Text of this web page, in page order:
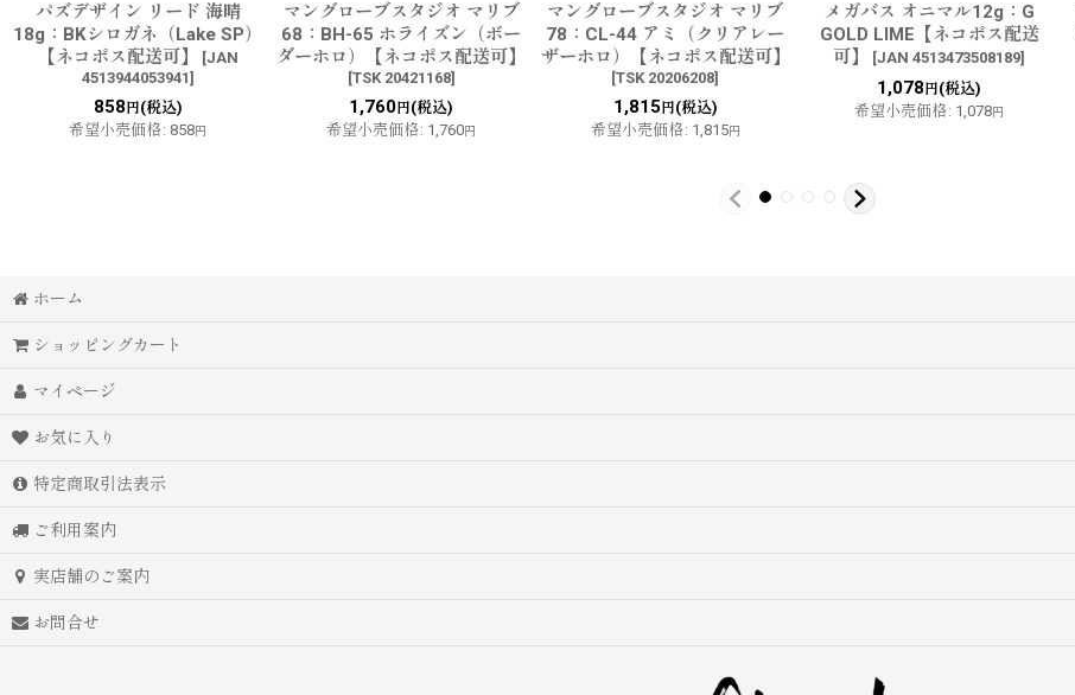
パズデザイン リード 海晴
18g：BKシロガネ（Lake SP）
【ネコポス配送可】
[JAN
4513944053941]
858 円(税込)
希望小売価格: 858円
マングローブスタジオ マリブ
68：BH-65 ホライズン（ボー
ダーホロ）【ネコポス配送可】
[TSK 20421168]
1,760 円(税込)
希望小売価格: 1,760円
マングローブスタジオ マリブ
78：CL-44 アミ（クリアレー
ザーホロ）【ネコポス配送可】
[TSK 20206208]
1,815 円(税込)
希望小売価格: 1,815円
メガバス オニマル12g：G
GOLD LIME【ネコポス配送
可】
[JAN 4513473508189]
1,078 円(税込)
希望小売価格: 1,078円
ホーム
ショッピングカート
マイページ
お気に入り
特定商取引法表示
ご利用案内
実店舗のご案内
お問合せ